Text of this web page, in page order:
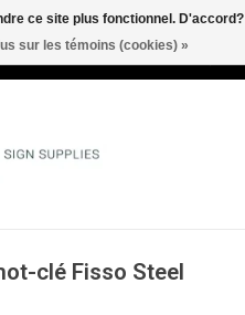
clé Fisso Steel
ce site plus fonctionnel. D'accord?
sur les témoins (cookies) »